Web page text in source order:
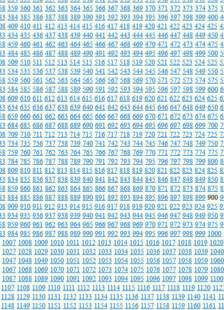
359 360 361 362 363 364 365 366 367 368 369 370 371 372 373 374 375
384 385 386 387 388 389 390 391 392 393 394 395 396 397 398 399 400
409 410 411 412 413 414 415 416 417 418 419 420 421 422 423 424 425
434 435 436 437 438 439 440 441 442 443 444 445 446 447 448 449 450
459 460 461 462 463 464 465 466 467 468 469 470 471 472 473 474 475
484 485 486 487 488 489 490 491 492 493 494 495 496 497 498 499 500
509 510 511 512 513 514 515 516 517 518 519 520 521 522 523 524 525
534 535 536 537 538 539 540 541 542 543 544 545 546 547 548 549 550
559 560 561 562 563 564 565 566 567 568 569 570 571 572 573 574 575
584 585 586 587 588 589 590 591 592 593 594 595 596 597 598 599 600
609 610 611 612 613 614 615 616 617 618 619 620 621 622 623 624 625
634 635 636 637 638 639 640 641 642 643 644 645 646 647 648 649 650
659 660 661 662 663 664 665 666 667 668 669 670 671 672 673 674 675
684 685 686 687 688 689 690 691 692 693 694 695 696 697 698 699 700
709 710 711 712 713 714 715 716 717 718 719 720 721 722 723 724 725
734 735 736 737 738 739 740 741 742 743 744 745 746 747 748 749 750
759 760 761 762 763 764 765 766 767 768 769 770 771 772 773 774 775
784 785 786 787 788 789 790 791 792 793 794 795 796 797 798 799 800
809 810 811 812 813 814 815 816 817 818 819 820 821 822 823 824 825
834 835 836 837 838 839 840 841 842 843 844 845 846 847 848 849 850
859 860 861 862 863 864 865 866 867 868 869 870 871 872 873 874 875
884 885 886 887 888 889 890 891 892 893 894 895 896 897 898 899 900
909 910 911 912 913 914 915 916 917 918 919 920 921 922 923 924 925
934 935 936 937 938 939 940 941 942 943 944 945 946 947 948 949 950
959 960 961 962 963 964 965 966 967 968 969 970 971 972 973 974 975
984 985 986 987 988 989 990 991 992 993 994 995 996 997 998 999 1000
1007 1008 1009 1010 1011 1012 1013 1014 1015 1016 1017 1018 1019 1020
1027 1028 1029 1030 1031 1032 1033 1034 1035 1036 1037 1038 1039 1040
1047 1048 1049 1050 1051 1052 1053 1054 1055 1056 1057 1058 1059 1060
1067 1068 1069 1070 1071 1072 1073 1074 1075 1076 1077 1078 1079 1080
1087 1088 1089 1090 1091 1092 1093 1094 1095 1096 1097 1098 1099 1100
1107 1108 1109 1110 1111 1112 1113 1114 1115 1116 1117 1118 1119 1120
1128 1129 1130 1131 1132 1133 1134 1135 1136 1137 1138 1139 1140 1141
1148 1149 1150 1151 1152 1153 1154 1155 1156 1157 1158 1159 1160 1161